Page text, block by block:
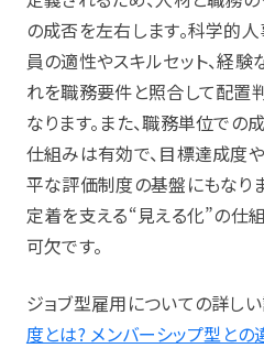
の成否を左右します。科学的
員の適性やスキルセット、経
れを職務要件と照合して配置
なります。また、職務単位で
仕組みは有効で、目標達成度
平な評価制度の基盤にもなり
定着を支える“見える化”の仕
可欠です。
ジョブ型雇用についての詳しい
度とは? メンバーシップ型と